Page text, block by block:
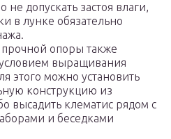
допускать застоя влаги,
в лунке обязательно
прочной опоры также
выращивания
этого можно установить
конструкцию из
высадить клематис рядом с
и беседками